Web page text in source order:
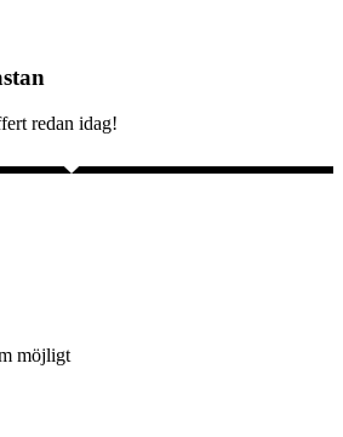
redan idag!
möjligt